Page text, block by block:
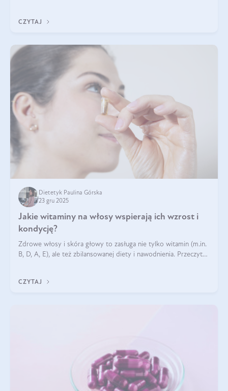
CZYTAJ
Dietetyk Paulina Górska
23 gru 2025
Jakie witaminy na włosy wspierają ich wzrost i
kondycję?
Zdrowe włosy i skóra głowy to zasługa nie tylko witamin (m.in.
B, D, A, E), ale też zbilansowanej diety i nawodnienia. Przeczytaj
CZYTAJ